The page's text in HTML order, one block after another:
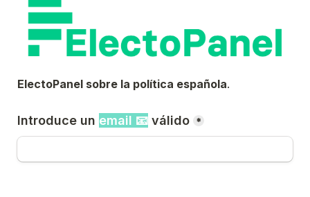
ElectoPanel sobre la política española.
Introduce un email 📧 válido *